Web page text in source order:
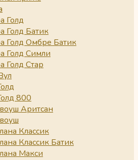
Голд
Голд Батик
Голд Омбре Батик
Голд Симли
Голд Стар
800
Аритсан
Классик
Классик Батик
Макси